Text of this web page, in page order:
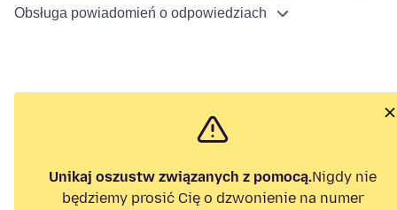
Obsługa powiadomień o odpowiedziach
Unikaj oszustw związanych z pomocą.Nigdy nie
będziemy prosić Cię o dzwonienie na numer